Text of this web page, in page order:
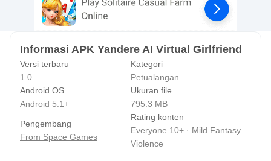
Informasi APK Yandere AI Virtual Girlfriend
Versi terbaru
1.0
Kategori
Petualangan
Android OS
Android 5.1+
Ukuran file
795.3 MB
Pengembang
From Space Games
Rating konten
Everyone 10+ · Mild Fantasy
Violence